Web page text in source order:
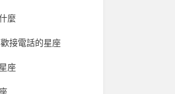
麼
接電話的星座
座